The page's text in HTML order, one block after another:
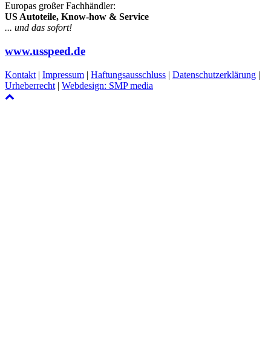
Europas großer Fachhändler:
US Autoteile, Know-how & Service
... und das sofort!
www.usspeed.de
Kontakt | Impressum | Haftungsausschluss | Datenschutzerklärung |
Urheberrecht | Webdesign: SMP media